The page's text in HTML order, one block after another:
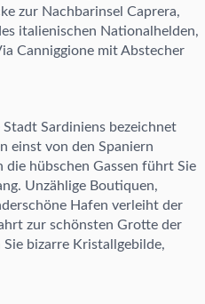
zur Nachbarinsel Caprera,
italienischen Nationalhelden,
Canniggione mit Abstecher
Stadt Sardiniens bezeichnet
einst von den Spaniern
die hübschen Gassen führt Sie
Unzählige Boutiquen,
öne Hafen verleiht der
zur schönsten Grotte der
Sie bizarre Kristallgebilde,